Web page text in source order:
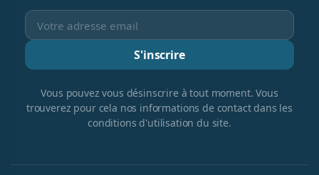
S'inscrire
Vous pouvez vous désinscrire à tout moment. Vous
trouverez pour cela nos informations de contact dans les
conditions d'utilisation du site.